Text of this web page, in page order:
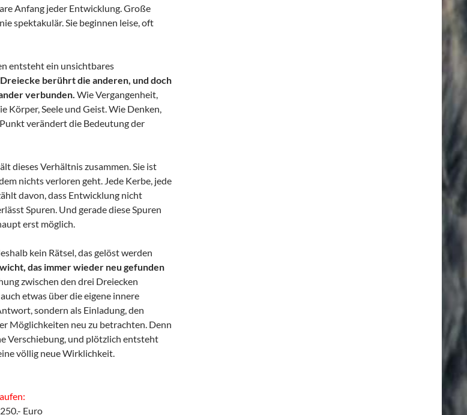
Anfang jeder Entwicklung. Große
spektakulär. Sie beginnen leise, oft
entsteht ein unsichtbares
berührt die anderen, und doch
verbunden. Wie Vergangenheit,
Körper, Seele und Geist. Wie Denken,
verändert die Bedeutung der
dieses Verhältnis zusammen. Sie ist
nichts verloren geht. Jede Kerbe, jede
davon, dass Entwicklung nicht
Spuren. Und gerade diese Spuren
erst möglich.
kein Rätsel, das gelöst werden
das immer wieder neu gefunden
zwischen den drei Dreiecken
etwas über die eigene innere
sondern als Einladung, den
Möglichkeiten neu zu betrachten. Denn
Verschiebung, und plötzlich entsteht
völlig neue Wirklichkeit.
Euro